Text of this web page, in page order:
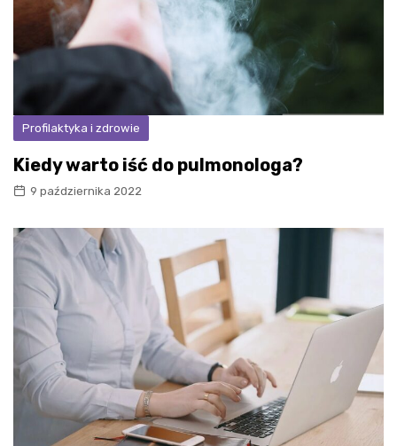
Profilaktyka i zdrowie
Kiedy warto iść do pulmonologa?
9 października 2022